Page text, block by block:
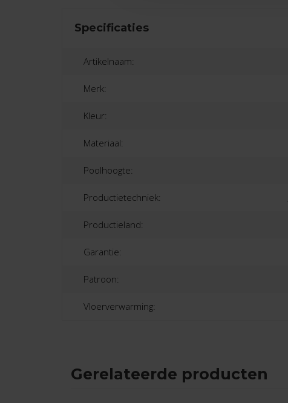
Specificaties
Artikelnaam:
Merk:
Kleur:
Materiaal:
Poolhoogte:
Productietechniek:
Productieland:
Garantie:
Patroon:
Vloerverwarming:
Gerelateerde producten